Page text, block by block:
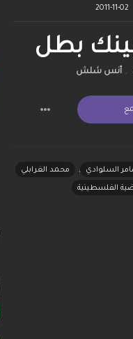
2011-11-02
بطل
, أنس شلش
السلوادي , محمد الغرابلي
الفلسطينية